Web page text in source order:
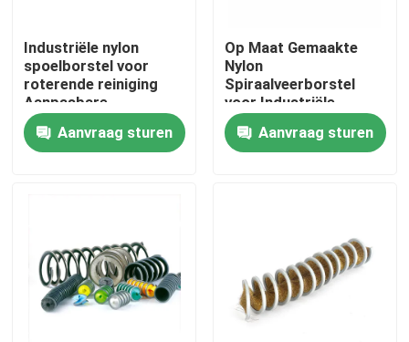
Kwaliteitscontrole
Contacteer ons
industriële cilindrische borstel
Industriële nylon
spoelborstel voor
roterende reiniging
Aanpasbare
afmetingen
Aanvraag sturen
Op Maat Gemaakte
Nylon
Spiraalveerborstel
voor Industriële
Reiniging
Aanvraag sturen